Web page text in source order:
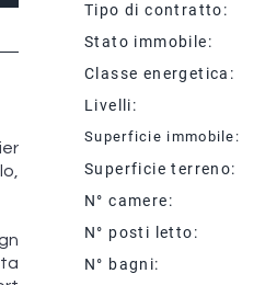
Tipo di contratto:
Stato immobile:
Classe energetica:
Livelli:
Superficie immobile:
Superficie terreno:
N° camere:
N° posti letto:
N° bagni: